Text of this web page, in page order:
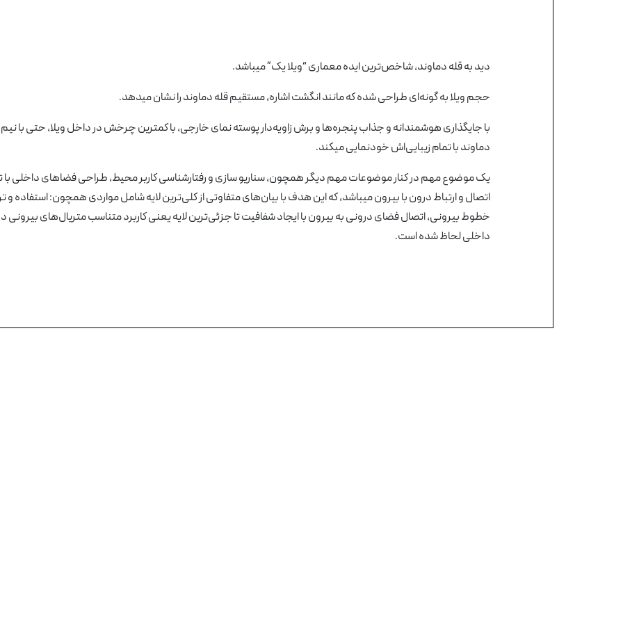
دید به قله دماوند، شاخص‌ترین ایده معماری “ویلا یک” میباشد.
حجم ویلا به گونه‌ای طراحی شده که مانند انگشت اشاره، مستقیم قله دماوند را نشان میدهد.
با جایگذاری هوشمندانه و جذاب پنجره‌ها و برش زاویه‌دار پوسته نمای خارجی، با کمترین چرخش در داخل ویلا، حتی با
دماوند با تمام زیبایی‌اش خودنمایی میکند.
یک موضوع مهم در کنار موضوعات مهم دیگر همچون، سناریو سازی و رفتارشناسی کاربر محیط، طراحی فضاهای داخلی با
اتصال و ارتباط درون با بیرون میباشد، که این هدف با بیان‌های متفاوتی از کلی‌ترین لایه شامل مواردی همچون: استفاده و
خطوط بیرونی، اتصال فضای درونی به بیرون با ایجاد شفافیت تا جزئی‌ترین لایه یعنی کاربرد متناسب متریال‌های بیرونی
داخلی لحاظ شده است.